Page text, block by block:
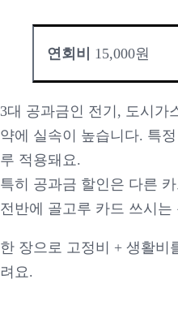
연회비 15,000원
3대 공과금인 전기, 도시가
약에 실속이 높습니다. 특
루 적용돼요.
특히 공과금 할인은 다른
전반에 골고루 카드 쓰시는
한 장으로 고정비 + 생활비
려요.